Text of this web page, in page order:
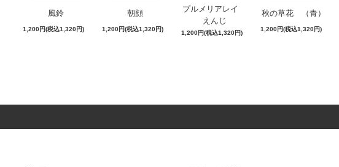
風鈴
1,200円(税込1,320円)
朝顔
1,200円(税込1,320円)
プルメリアレイ
えんじ
1,200円(税込1,320円)
秋の草花 （青）
1,200円(税込1,320円)